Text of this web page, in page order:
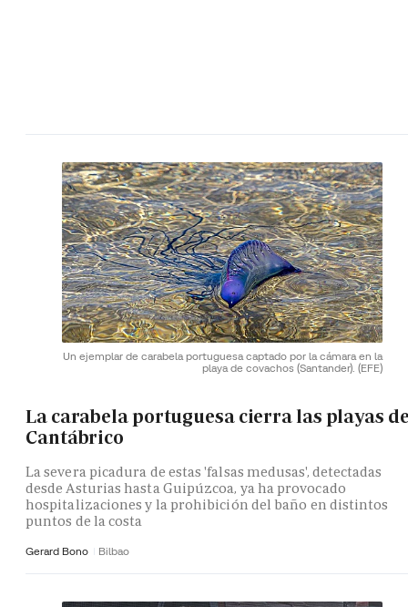
Un ejemplar de carabela portuguesa captado por la cámara en la
playa de covachos (Santander). (EFE)
La carabela portuguesa cierra las playas
Cantábrico
La severa picadura de estas 'falsas medusas', detectadas
desde Asturias hasta Guipúzcoa, ya ha provocado
hospitalizaciones y la prohibición del baño en distintos
puntos de la costa
Gerard Bono Bilbao